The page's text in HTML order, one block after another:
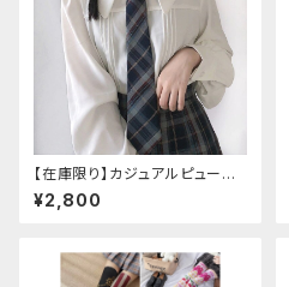
【在庫限り】カジュアルピューリ
タンカラープレッピーブラウス
¥2,800